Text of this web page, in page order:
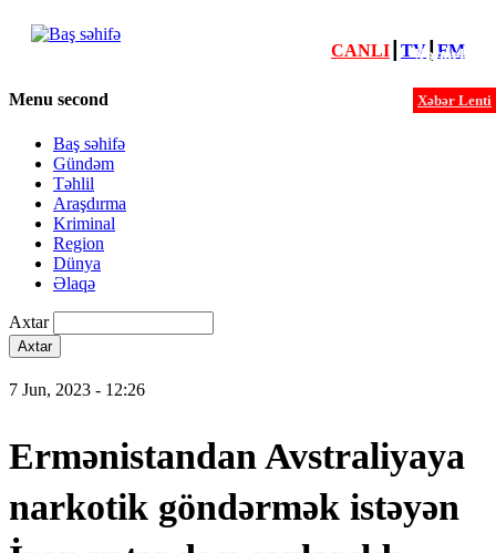
Xəbərlər
Xəbər Lenti
CANLI TV┃ FM
Menu second
Baş səhifə
Gündəm
Təhlil
Araşdırma
Kriminal
Region
Dünya
Əlaqə
Axtar
7 Jun, 2023 - 12:26
Ermənistandan Avstraliyaya
narkotik göndərmək istəyən